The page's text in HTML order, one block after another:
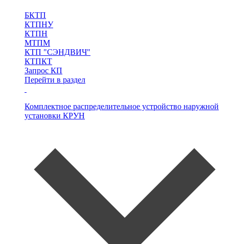
БКТП
КТПНУ
КТПН
МТПМ
КТП "СЭНДВИЧ"
КТПКТ
Запрос КП
Перейти в раздел
Комплектное распределительное устройство наружной
установки КРУН